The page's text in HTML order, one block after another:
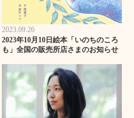
2023.09.26
2023年10月10日絵本「いのちのころ
も」全国の販売所店さまのお知らせ